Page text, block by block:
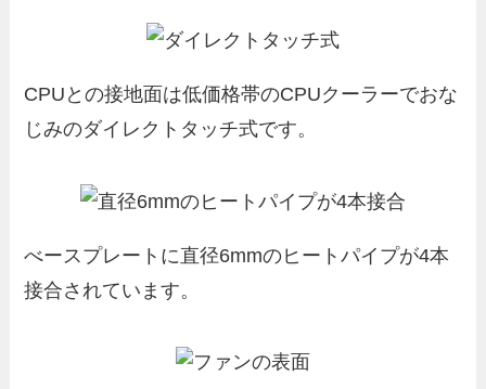
CPUとの接地面は低価格帯のCPUクーラーでおな
じみのダイレクトタッチ式です。
べースプレートに直径6mmのヒートパイプが4本
接合されています。